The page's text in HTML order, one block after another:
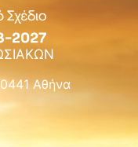
Αθήνα